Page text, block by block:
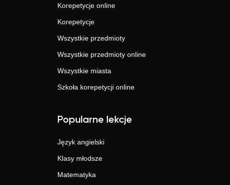
Korepetycje online
Korepetycje
Wszystkie przedmioty
Wszystkie przedmioty online
Wszystkie miasta
Szkoła korepetycji online
Popularne lekcje
Język angielski
Klasy młodsze
Matematyka